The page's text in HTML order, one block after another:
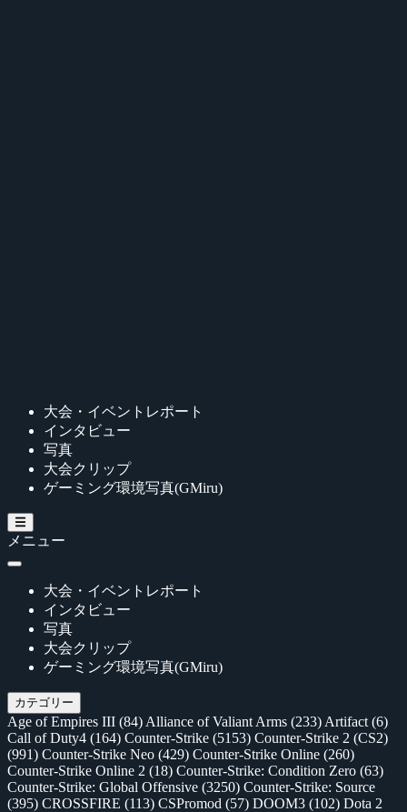
大会・イベントレポート
インタビュー
写真
大会クリップ
ゲーミング環境写真(GMiru)
メニュー
大会・イベントレポート
インタビュー
写真
大会クリップ
ゲーミング環境写真(GMiru)
カテゴリー
Age of Empires III (84) Alliance of Valiant Arms (233) Artifact (6)
Call of Duty4 (164) Counter-Strike (5153) Counter-Strike 2 (CS2)
(991) Counter-Strike Neo (429) Counter-Strike Online (260)
Counter-Strike Online 2 (18) Counter-Strike: Condition Zero (63)
Counter-Strike: Global Offensive (3250) Counter-Strike: Source
(395) CROSSFIRE (113) CSPromod (57) DOOM3 (102) Dota 2